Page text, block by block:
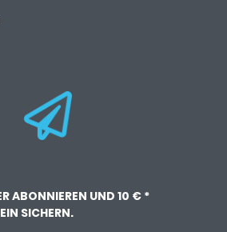
ABONNIEREN UND 10 € *
SICHERN.